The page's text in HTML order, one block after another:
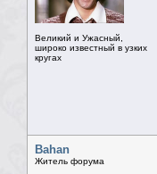
Великий и Ужасный,
широко известный в узких
кругах
Bahan
Житель форума